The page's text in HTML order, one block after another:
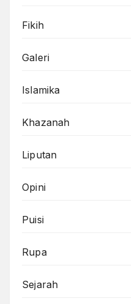
Fikih
Galeri
Islamika
Khazanah
Liputan
Opini
Puisi
Rupa
Sejarah